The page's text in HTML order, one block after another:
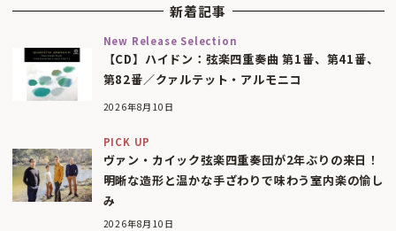
新着記事
New Release Selection
【CD】ハイドン：弦楽四重奏曲 第1番、第41番、
第82番／クァルテット・アルモニコ
2026年8月10日
PICK UP
ヴァン・カイック弦楽四重奏団が2年ぶりの来日！
明晰な造形と温かな手ざわりで味わう室内楽の愉し
み
2026年8月10日